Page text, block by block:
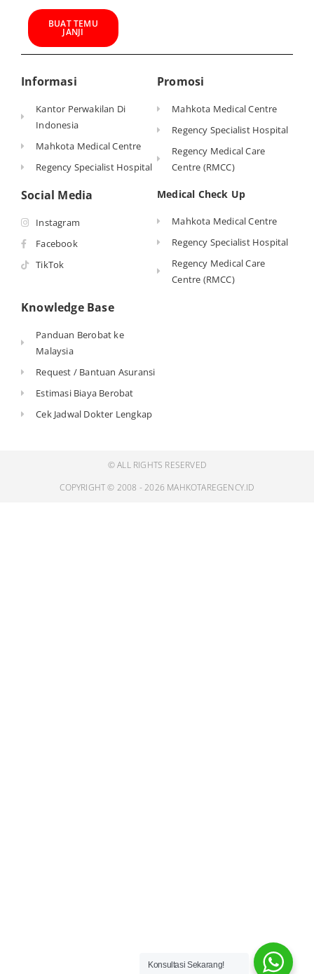
BUAT TEMU
JANJI
Informasi
Kantor Perwakilan Di
Indonesia
Mahkota Medical Centre
Regency Specialist Hospital
Social Media
Instagram
Facebook
TikTok
Promosi
Mahkota Medical Centre
Regency Specialist Hospital
Regency Medical Care
Centre (RMCC)
Medical Check Up
Mahkota Medical Centre
Regency Specialist Hospital
Regency Medical Care
Centre (RMCC)
Knowledge Base
Panduan Berobat ke
Malaysia
Request / Bantuan Asuransi
Estimasi Biaya Berobat
Cek Jadwal Dokter Lengkap
© ALL RIGHTS RESERVED
COPYRIGHT © 2008 - 2026 MAHKOTAREGENCY.ID
Konsultasi Sekarang!